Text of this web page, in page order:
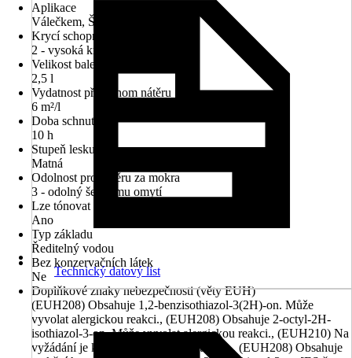
Aplikace
Válečkem, Štětcem
Krycí schopnost
2 - vysoká krycí síla
Velikost balení
2,5 l
Vydatnost při jednom nátěru
6 m²/l
Doba schnutí cca
10 h
Stupeň lesku
Matná
Odolnost proti otěru za mokra
3 - odolný šetrnému omytí
Lze tónovat v centru míchání barev Hornbach
Ano
Typ základu
Ředitelný vodou
Bez konzervačních látek
Ne
Doplňkové znaky nebezpečnosti (věty EUH)
(EUH208) Obsahuje 1,2-benzisothiazol-3(2H)-on. Může
vyvolat alergickou reakci., (EUH208) Obsahuje 2-octyl-2H-
isothiazol-3-on. Může vyvolat alergickou reakci., (EUH210) Na
vyžádání je k dispozici bezpečnostní list., (EUH208) Obsahuje
Technický datový list